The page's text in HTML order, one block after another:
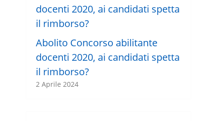
Abolito Concorso abilitante
docenti 2020, ai candidati spetta
il rimborso?
2 Aprile 2024